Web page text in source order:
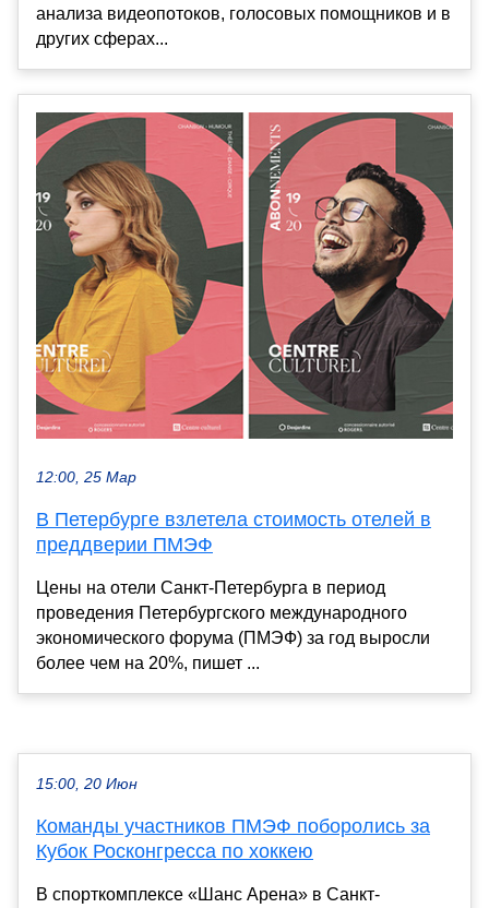
анализа видеопотоков, голосовых помощников и в
других сферах...
12:00, 25 Мар
В Петербурге взлетела стоимость отелей в
преддверии ПМЭФ
Цены на отели Санкт-Петербурга в период
проведения Петербургского международного
экономического форума (ПМЭФ) за год выросли
более чем на 20%, пишет ...
15:00, 20 Июн
Команды участников ПМЭФ поборолись за
Кубок Росконгресса по хоккею
В спорткомплексе «Шанс Арена» в Санкт-